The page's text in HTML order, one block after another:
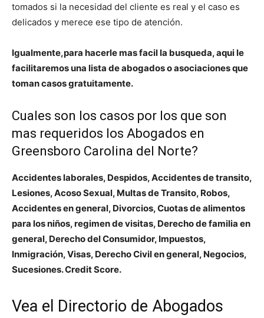
tomados si la necesidad del cliente es real y el caso es
delicados y merece ese tipo de atención.
Igualmente,para hacerle mas facil la busqueda, aqui le
facilitaremos una lista de abogados o asociaciones que
toman casos gratuitamente.
Cuales son los casos por los que son
mas requeridos los Abogados en
Greensboro Carolina del Norte?
Accidentes laborales, Despidos, Accidentes de transito,
Lesiones, Acoso Sexual, Multas de Transito, Robos,
Accidentes en general, Divorcios, Cuotas de alimentos
para los niños, regimen de visitas, Derecho de familia en
general, Derecho del Consumidor, Impuestos,
Inmigración, Visas, Derecho Civil en general, Negocios,
Sucesiones. Credit Score.
Vea el Directorio de Abogados